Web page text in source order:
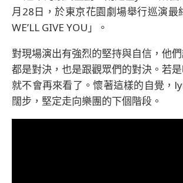
月28日，於東京花園劇場舉行巡演最
WE’LL GIVE YOU」。
對現場演出有強烈的堅持與自信，他
都是對決，也是跟觀眾們的對決。若
就不會再來看了。懷著這樣的自覺，
闊步，堅定走向樂團的下個階段。